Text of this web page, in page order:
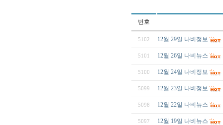
번호
5102 12월 29일 나비정보
5101 12월 26일 나비뉴스
5100 12월 24일 나비정보
5099 12월 23일 나비정보
5098 12월 22일 나비뉴스
5097 12월 19일 나비뉴스